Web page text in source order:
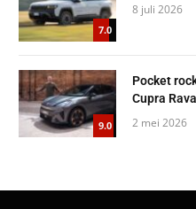
7.0
8 juli 2026
9.0
Pocket
Cupra
2 mei 2026